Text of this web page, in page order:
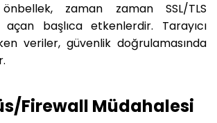
zaman zaman SSL/TLS
başlıca etkenlerdir. Tarayıcı
veriler, güvenlik doğrulamasında
Firewall Müdahalesi